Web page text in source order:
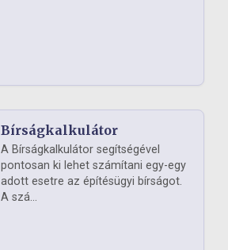
Bírságkalkulátor
A Bírságkalkulátor segítségével
pontosan ki lehet számítani egy-egy
adott esetre az építésügyi bírságot.
A szá...